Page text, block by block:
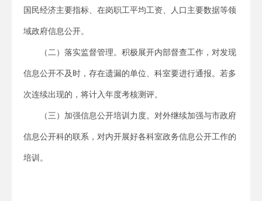
国民经济主要指标、在岗职工平均工资、人口主要数据等领
域政府信息公开。
（二）落实监督管理。积极展开内部督查工作，对发现
信息公开不及时，存在遗漏的单位、科室要进行通报。若多
次连续出现的，将计入年度考核测评。
（三）加强信息公开培训力度。对外继续加强与市政府
信息公开科的联系，对内开展好各科室政务信息公开工作的
培训。